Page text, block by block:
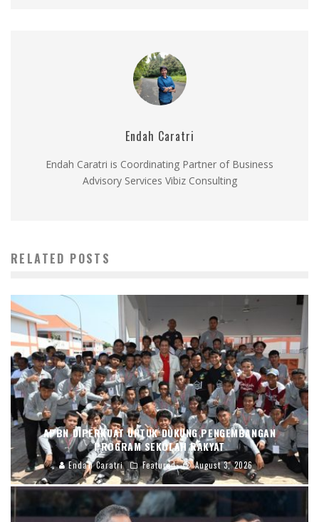
Endah Caratri
Endah Caratri is Coordinating Partner of Business
Advisory Services Vibiz Consulting
RELATED POSTS
APBN DIPERKUAT UNTUK DUKUNG PENGEMBANGAN
PROGRAM SEKOLAH RAKYAT
Endah Caratri Featured August 3, 2026